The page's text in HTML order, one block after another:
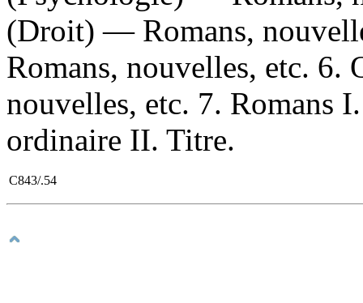
(Droit) — Romans,
Romans, nouvelles, etc.
nouvelles, etc. 7. Romans
ordinaire II. Titre.
C843/.54